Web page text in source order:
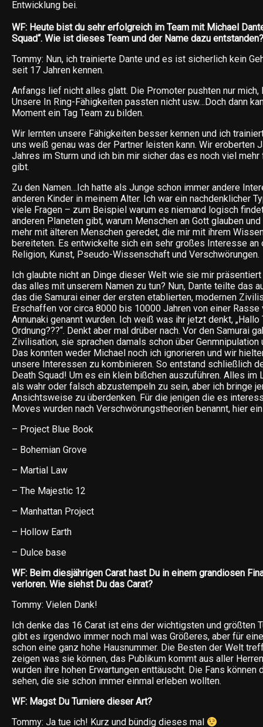
Entwicklung bei.
WF: Heute bist du sehr erfolgreich im Team mit Michael
Squad“. Wie ist dieses Team und der Name dazu entstanden?
Tommy: Nun, ich trainierte Dante und es ist sicherlich kein
seit 17 Jahren kennen.
Anfangs lief nicht alles glatt. Die Promoter pushten nur mich,
Unsere In Ring-Fähigkeiten passten nicht usw…Doch dann
Moment ein Tag Team zu bilden.
Wir lernten unsere Fähigkeiten besser kennen und ich
uns weiß genau was der Partner leisten kann. Wir eroberten
Jahres im Sturm und ich bin mir sicher das es noch viel
gibt.
Zu den Namen…Ich hatte als Junge schon immer andere
anderen Kinder in meinem Alter. Ich war ein nachdenklicher
viele Fragen – zum Beispiel warum es niemand logisch
anderen Planeten gibt, warum Menschen an Gott glauben
mehr mit älteren Menschen geredet, die mir mit ihrem
bereiteten. Es entwickelte sich ein sehr großes Interesse an
Religion, Kunst, Pseudo-Wissenschaft und Verschwörungen.
Ich glaubte nicht an Dinge dieser Welt wie sie mir
das alles mit unserem Namen zu tun? Nun, Dante teilte das
das die Samurai einer der ersten etablierten, modernen
Erschaffen vor circa 8000 bis 10000 Jahren von einer Rasse
Annunaki genannt wurden. Ich weiß was ihr jetzt denkt,
Ordnung???“. Denkt aber mal drüber nach. Vor den Samurai
Zivilisation, sie sprachen damals schon über Genmnipulation
Das konnten weder Michael noch ich ignorieren und wir
unsere Interessen zu kombinieren. So entstand schließlich
Death Squad! Um es ein klein bißchen auszuführen. Alles im
als wahr oder falsch abzustempeln zu sein, aber ich bringe
Ansichtsweise zu überdenken. Für die jenigen die es
Moves wurden nach Verschwörungstheorien benannt, hier
– Project Blue Book
– Bohemian Grove
– Martial Law
– The Majestic 12
– Manhattan Project
– Hollow Earth
– Dulce base
WF: Beim diesjährigen Carat hast Du in einem grandiosen
verloren. Wie siehst Du das Carat?
Tommy: Vielen Dank!
Ich denke das 16 Carat ist eins der wichtigsten und größten
gibt es irgendwo immer noch mal was Größeres, aber für
schon eine ganz hohe Hausnummer. Die Besten der Welt
zeigen was sie können, das Publikum kommt aus aller
wurden ihre hohen Erwartungen enttäuscht. Die Fans können
sehen, die sie schon immer einmal erleben wollten.
WF: Magst Du Turniere dieser Art?
Tommy: Ja tue ich! Kurz und bündig dieses mal